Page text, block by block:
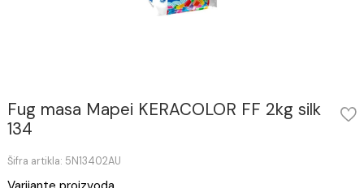
Fug masa Mapei KERACOLOR FF 2kg silk
134